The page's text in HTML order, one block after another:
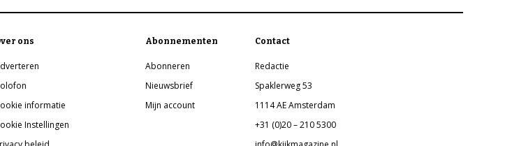
ons
informatie
Instellingen
Abonnementen
Abonneren
Nieuwsbrief
Mijn account
Contact
Redactie
Spaklerweg 53
1114 AE Amsterdam
+31 (0)20 – 210 5300